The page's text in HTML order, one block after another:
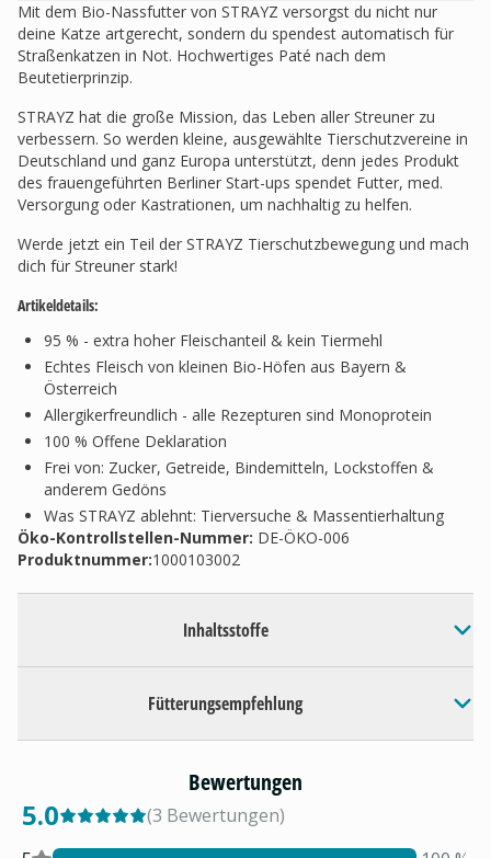
Mit dem Bio-Nassfutter von STRAYZ versorgst du nicht nur
deine Katze artgerecht, sondern du spendest automatisch für
Straßenkatzen in Not. Hochwertiges Paté nach dem
Beutetierprinzip.
STRAYZ hat die große Mission, das Leben aller Streuner zu
verbessern. So werden kleine, ausgewählte Tierschutzvereine in
Deutschland und ganz Europa unterstützt, denn jedes Produkt
des frauengeführten Berliner Start-ups spendet Futter, med.
Versorgung oder Kastrationen, um nachhaltig zu helfen.
Werde jetzt ein Teil der STRAYZ Tierschutzbewegung und mach
dich für Streuner stark!
Artikeldetails:
95 % - extra hoher Fleischanteil & kein Tiermehl
Echtes Fleisch von kleinen Bio-Höfen aus Bayern &
Österreich
Allergikerfreundlich - alle Rezepturen sind Monoprotein
100 % Offene Deklaration
Frei von: Zucker, Getreide, Bindemitteln, Lockstoffen &
anderem Gedöns
Was STRAYZ ablehnt: Tierversuche & Massentierhaltung
Öko-Kontrollstellen-Nummer: DE-ÖKO-006
Produktnummer:1000103002
Inhaltsstoffe
Fütterungsempfehlung
Bewertungen
5.0 (3 Bewertungen)